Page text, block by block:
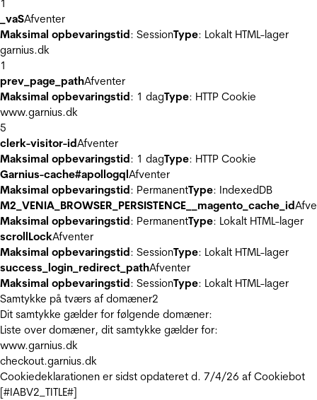
1
_vaSAfventer
Maksimal opbevaringstid: SessionType: Lokalt HTML-lager
garnius.dk
1
prev_page_pathAfventer
Maksimal opbevaringstid: 1 dagType: HTTP Cookie
www.garnius.dk
5
clerk-visitor-idAfventer
Maksimal opbevaringstid: 1 dagType: HTTP Cookie
Garnius-cache#apollogqlAfventer
Maksimal opbevaringstid: PermanentType: IndexedDB
M2_VENIA_BROWSER_PERSISTENCE__magento_cache_id
Maksimal opbevaringstid: PermanentType: Lokalt HTML-lager
scrollLockAfventer
Maksimal opbevaringstid: SessionType: Lokalt HTML-lager
success_login_redirect_pathAfventer
Maksimal opbevaringstid: SessionType: Lokalt HTML-lager
Samtykke på tværs af domæner2
Dit samtykke gælder for følgende domæner:
Liste over domæner, dit samtykke gælder for:
www.garnius.dk
checkout.garnius.dk
Cookiedeklarationen er sidst opdateret d. 7/4/26 af Cookiebot
[#IABV2_TITLE#]